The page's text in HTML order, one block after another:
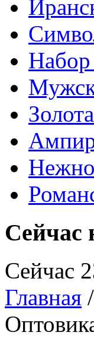
Набор
Сейчас
Сейчас
Главная